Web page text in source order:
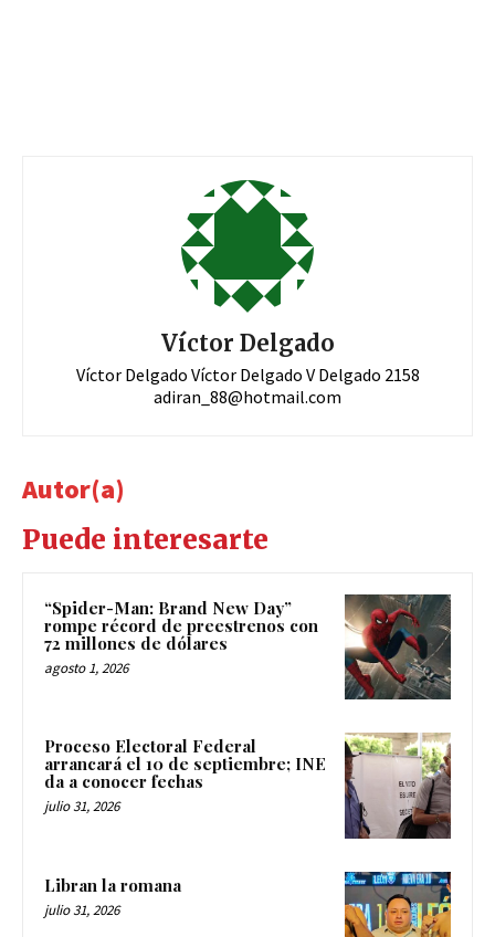
Víctor Delgado
Víctor Delgado Víctor Delgado V Delgado 2158
adiran_88@hotmail.com
Autor(a)
Puede interesarte
“Spider-Man: Brand New Day”
rompe récord de preestrenos con
72 millones de dólares
agosto 1, 2026
Proceso Electoral Federal
arrancará el 10 de septiembre; INE
da a conocer fechas
julio 31, 2026
Libran la romana
julio 31, 2026